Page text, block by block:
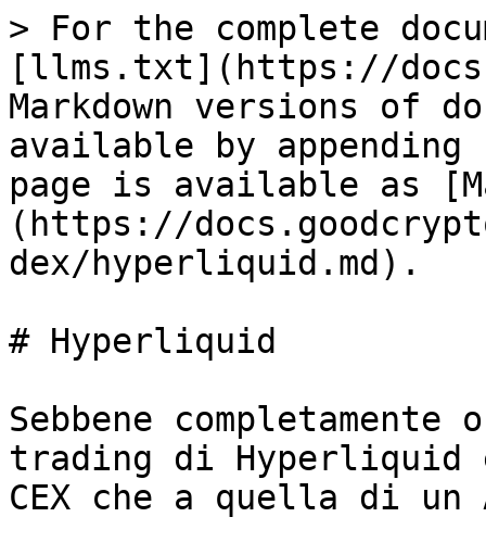
> For the complete
[llms.txt](https://
Markdown versions of
available by
page is available as
(https://
dex/hyperliquid.md).
# Hyperliquid
Sebbene
trading di
CEX che a quella di un